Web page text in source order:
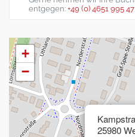
entgegen: +49 (0) 4651 995
25980
+
−